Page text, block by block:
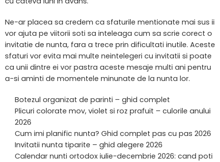
Ne-ar placea sa credem ca sfaturile mentionate mai sus ii
vor ajuta pe viitorii soti sa inteleaga cum sa scrie corect o
invitatie de nunta, fara a trece prin dificultati inutile. Aceste
sfaturi vor evita mai multe neintelegeri cu invitatii si poate
ca unii dintre ei vor pastra aceste mesaje multi ani pentru
a-si aminti de momentele minunate de la nunta lor.
Botezul organizat de parinti – ghid complet
Plicuri colorate mov, violet si roz prafuit – culorile anului
2026
Cum imi planific nunta? Ghid complet pas cu pas 2026
Invitatii nunta tiparite – ghid alegere 2026
Calendar nunti ortodox iulie-decembrie 2026: cand poti